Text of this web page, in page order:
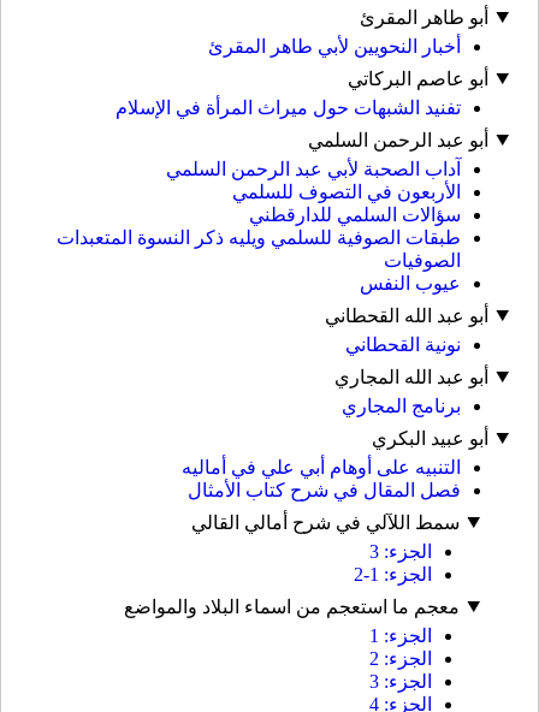
أبو طاهر المقرئ
أخبار النحويين لأبي طاهر المقرئ
أبو عاصم البركاتي
تفنيد الشبهات حول ميراث المرأة في الإسلام
أبو عبد الرحمن السلمي
آداب الصحبة لأبي عبد الرحمن السلمي
الأربعون في التصوف للسلمي
سؤالات السلمي للدارقطني
طبقات الصوفية للسلمي ويليه ذكر النسوة المتعبدات
الصوفيات
عيوب النفس
أبو عبد الله القحطاني
نونية القحطاني
أبو عبد الله المجاري
برنامج المجاري
أبو عبيد البكري
التنبيه على أوهام أبي علي في أماليه
فصل المقال في شرح كتاب الأمثال
سمط اللآلي في شرح أمالي القالي
الجزء: 3
الجزء: 1-2
معجم ما استعجم من اسماء البلاد والمواضع
الجزء: 1
الجزء: 2
الجزء: 3
الجزء: 4